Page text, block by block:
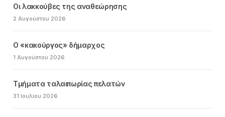
Οι λακκούβες της αναθεώρησης
2 Αυγούστου 2026
Ο «κακούργος» δήμαρχος
1 Αυγούστου 2026
Τμήματα ταλαιπωρίας πελατών
31 Ιουλίου 2026